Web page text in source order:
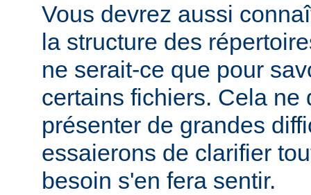
Vous devrez aussi
la structure des
ne serait-ce que pour
certains fichiers. Cela ne
présenter de grandes
essaierons de clarifier
besoin s'en fera sentir.